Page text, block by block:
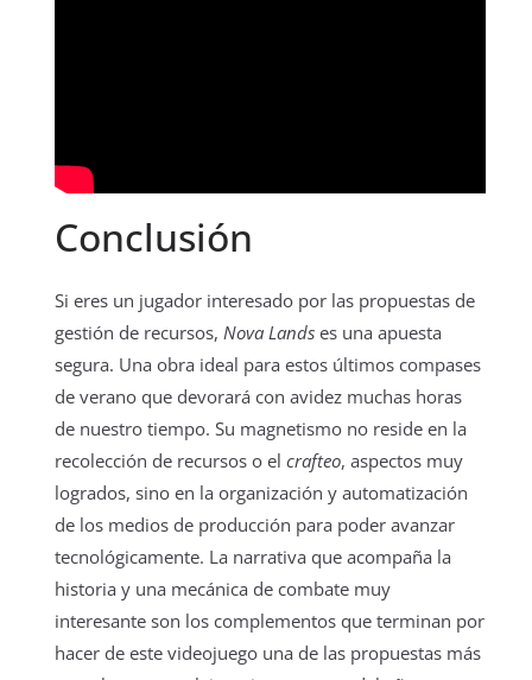
Conclusión
Si eres un jugador interesado por las propuestas de
gestión de recursos, Nova Lands es una apuesta
segura. Una obra ideal para estos últimos compases
de verano que devorará con avidez muchas horas
de nuestro tiempo. Su magnetismo no reside en la
recolección de recursos o el crafteo, aspectos muy
logrados, sino en la organización y automatización
de los medios de producción para poder avanzar
tecnológicamente. La narrativa que acompaña la
historia y una mecánica de combate muy
interesante son los complementos que terminan por
hacer de este videojuego una de las propuestas más